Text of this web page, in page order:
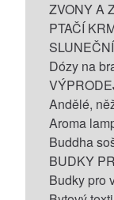
ZVONY A
PTAČÍ
Dózy na
Andělé,
Aroma
Buddha
BUDKY
Budky pro